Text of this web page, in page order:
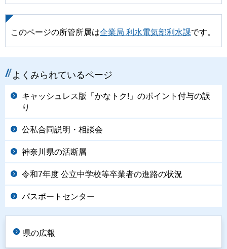
このページの所管所属は企業局 利水電気部利水課です。
よくみられているページ
キャッシュレス版「かなトク!」のポイント付与の誤
り
公私合同説明・相談会
神奈川県の活断層
令和7年度 公立中学校等卒業者の進路の状況
パスポートセンター
県の広報